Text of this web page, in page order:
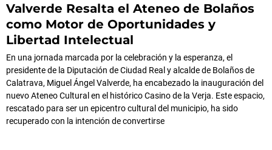
Valverde Resalta el Ateneo de Bolaños
como Motor de Oportunidades y
Libertad Intelectual
En una jornada marcada por la celebración y la esperanza, el
presidente de la Diputación de Ciudad Real y alcalde de Bolaños de
Calatrava, Miguel Ángel Valverde, ha encabezado la inauguración del
nuevo Ateneo Cultural en el histórico Casino de la Verja. Este espacio,
rescatado para ser un epicentro cultural del municipio, ha sido
recuperado con la intención de convertirse